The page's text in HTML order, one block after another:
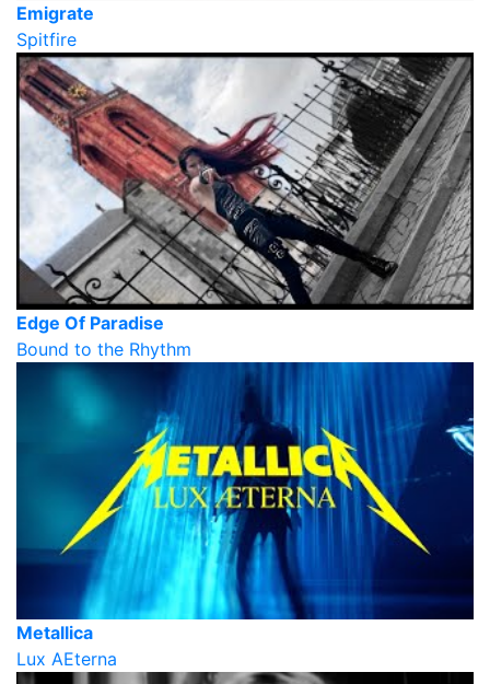
Emigrate
Spitfire
Edge Of Paradise
Bound to the Rhythm
Metallica
Lux AEterna